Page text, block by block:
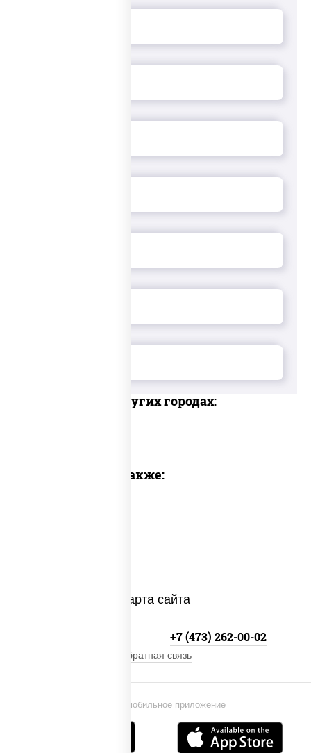
Доставка в других городах:
Предлагаем также:
Карта сайта
Установи мобильное приложение
+7 (473) 262-00-02
Обратная связь